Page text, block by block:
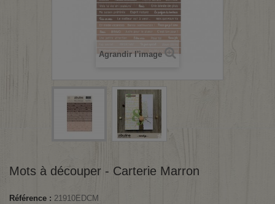
Agrandir l'image
Mots à découper - Carterie Marron
Référence : 21910EDCM